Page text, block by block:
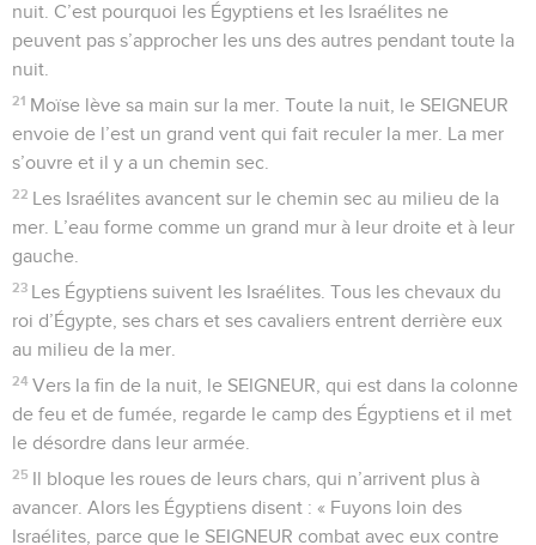
nuit. C’est pourquoi les Égyptiens et les Israélites ne
peuvent pas s’approcher les uns des autres pendant toute la
nuit.
21 Moïse lève sa main sur la mer. Toute la nuit, le SEIGNEUR
envoie de l’est un grand vent qui fait reculer la mer. La mer
s’ouvre et il y a un chemin sec.
22 Les Israélites avancent sur le chemin sec au milieu de la
mer. L’eau forme comme un grand mur à leur droite et à leur
gauche.
23 Les Égyptiens suivent les Israélites. Tous les chevaux du
roi d’Égypte, ses chars et ses cavaliers entrent derrière eux
au milieu de la mer.
24 Vers la fin de la nuit, le SEIGNEUR, qui est dans la colonne
de feu et de fumée, regarde le camp des Égyptiens et il met
le désordre dans leur armée.
25 Il bloque les roues de leurs chars, qui n’arrivent plus à
avancer. Alors les Égyptiens disent : « Fuyons loin des
Israélites, parce que le SEIGNEUR combat avec eux contre